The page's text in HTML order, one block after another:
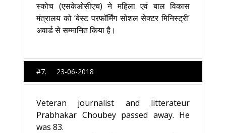
स्‍कोच (एसकेओसीएच) ने महिला एवं बाल विकास
मंत्रालय को ‘बेस्ट परफॉर्मिंग सोशल सेक्टर मिनिस्ट्री’
अवार्ड से सम्मानित किया है।
#7. 23-06-2018
Veteran journalist and litterateur
Prabhakar Choubey passed away. He
was 83.